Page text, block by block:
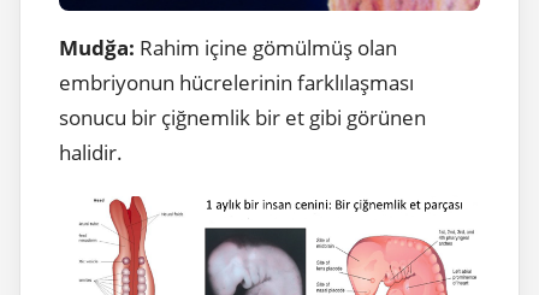
Mudğa: Rahim içine gömülmüş olan
embriyonun hücrelerinin farklılaşması
sonucu bir çiğnemlik bir et gibi görünen
halidir.